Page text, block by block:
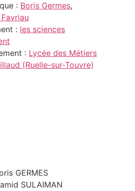
: Boris Germes,
: les sciences
: Lycée des Métiers
(Ruelle-sur-Touvre)
GERMES
SULAIMAN